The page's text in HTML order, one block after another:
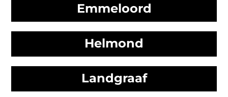
Emmeloord
Helmond
Landgraaf